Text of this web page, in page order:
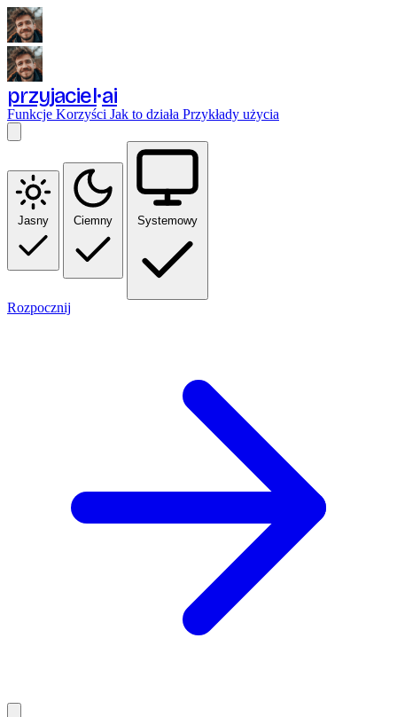
przyjaciel ai
Funkcje Korzyści Jak to działa Przykłady użycia
Jasny Ciemny Systemowy
Rozpocznij